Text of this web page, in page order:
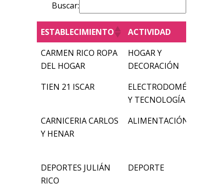
Buscar:
ESTABLECIMIENTO ACTIVIDAD
ESTABLECIMIENTO
ACTIVIDAD
CARMEN RICO ROPA
DEL HOGAR
HOGAR Y
DECORACIÓN
TIEN 21 ISCAR
ELECTRODOMÉSTICOS
Y TECNOLOGÍA
CARNICERIA CARLOS
Y HENAR
ALIMENTACIÓN
DEPORTES JULIÁN
RICO
DEPORTE